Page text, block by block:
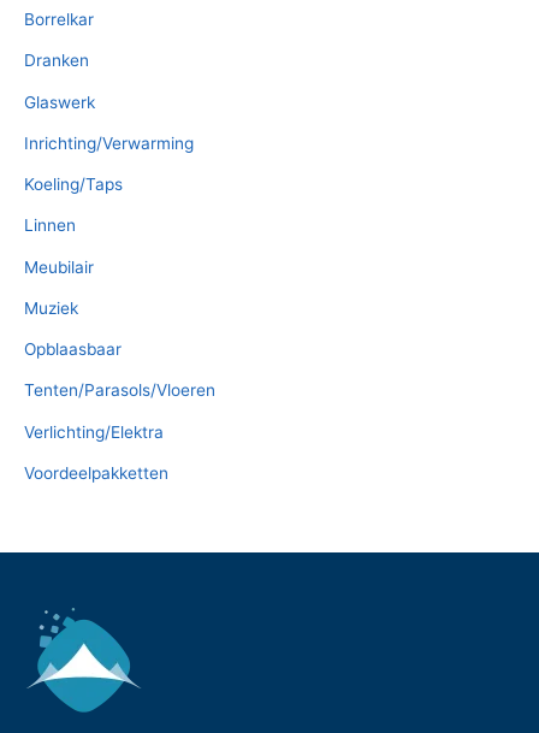
Borrelkar
Dranken
Glaswerk
Inrichting/Verwarming
Koeling/Taps
Linnen
Meubilair
Muziek
Opblaasbaar
Tenten/Parasols/Vloeren
Verlichting/Elektra
Voordeelpakketten